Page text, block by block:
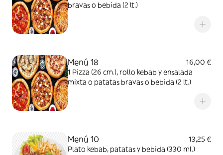
bravas o bebida (2 lt.)
Menú 18
16,00 €
1 Pizza (26 cm.), rollo kebab y ensalada
mixta o patatas bravas o bebida (2 lt.)
Menú 10
13,25 €
Plato kebab, patatas y bebida (330 ml.)